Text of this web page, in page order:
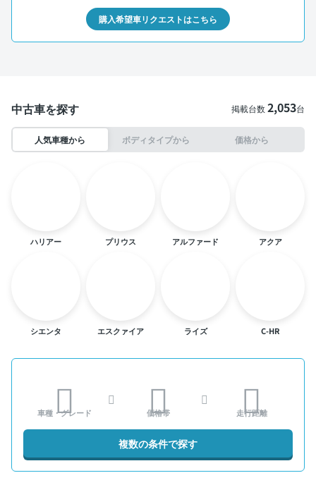
購入希望車リクエストはこちら
中古車を探す 掲載台数2,053台
人気車種から ボディタイプから 価格から
ハリアー プリウス アルファード アクア
シエンタ エスクァイア ライズ C-HR
車種・グレード 価格帯 走行距離
複数の条件で探す